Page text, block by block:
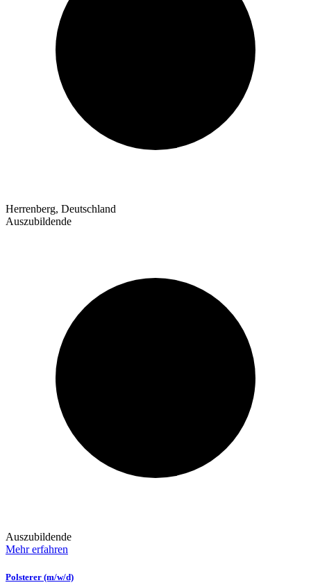
Herrenberg, Deutschland
Auszubildende
Auszubildende
Mehr erfahren
Polsterer (m/w/d)